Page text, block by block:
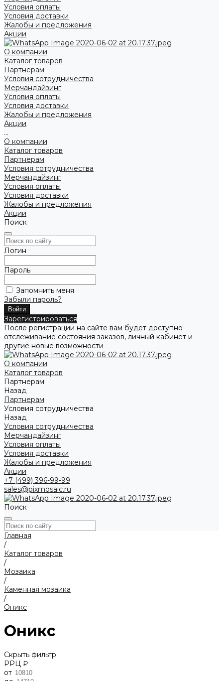
Условия оплаты
Условия доставки
Жалобы и предложения
Акции
О компании
Каталог товаров
Партнерам
Условия сотрудничества
Мерчандайзинг
Условия оплаты
Условия доставки
Жалобы и предложения
Акции
...
О компании
Каталог товаров
Партнерам
Условия сотрудничества
Мерчандайзинг
Условия оплаты
Условия доставки
Жалобы и предложения
Акции
Поиск
Логин
Пароль
Запомнить меня
Забыли пароль?
Зарегистрироваться
После регистрации на сайте вам будет доступно
отслеживание состояния заказов, личный кабинет и
другие новые возможности
О компании
Каталог товаров
Партнерам
Назад
Партнерам
Условия сотрудничества
Назад
Условия сотрудничества
Мерчандайзинг
Условия оплаты
Условия доставки
Жалобы и предложения
Акции
+7 (499) 396-99-99
sales@pixmosaic.ru
Поиск
Главная
/
Каталог товаров
/
Мозаика
/
Каменная мозаика
/
Оникс
Оникс
Скрыть фильтр
РРЦ ₽
от